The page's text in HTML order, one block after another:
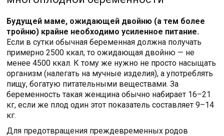
Будущей маме, ожидающей двойню (а тем более
тройню) крайне необходимо усиленное питание.
Если в сутки обычная беременная должна получать
примерно 2500 ккал, то ожидающая двойню — не
менее 4500 ккал. К тому же нужно не просто насыщать
организм (налегать на мучные изделия), а употреблять
пищу, богатую питательными веществами. За
беременность такая женщина обычно набирает 16–21
кг, если же плод один этот показатель составляет 9–14
кг.
Для предотвращения преждевременных родов